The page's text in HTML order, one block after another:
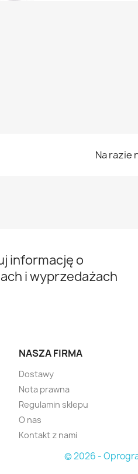
Na razie
informację o
i wyprzedażach
NASZA FIRMA
Dostawy
Nota prawna
Regulamin sklepu
O nas
Kontakt z nami
© 2026 -